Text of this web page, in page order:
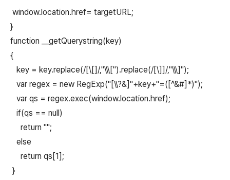
window.location.href= targetURL;
}
function __getQuerystring(key)
{
key = key.replace(/[\[]/,"\\\[").replace(/[\]]/,"\\\]");
var regex = new RegExp("[\\?&]"+key+"=([^&#]*)");
var qs = regex.exec(window.location.href);
if(qs == null)
return "";
else
return qs[1];
}